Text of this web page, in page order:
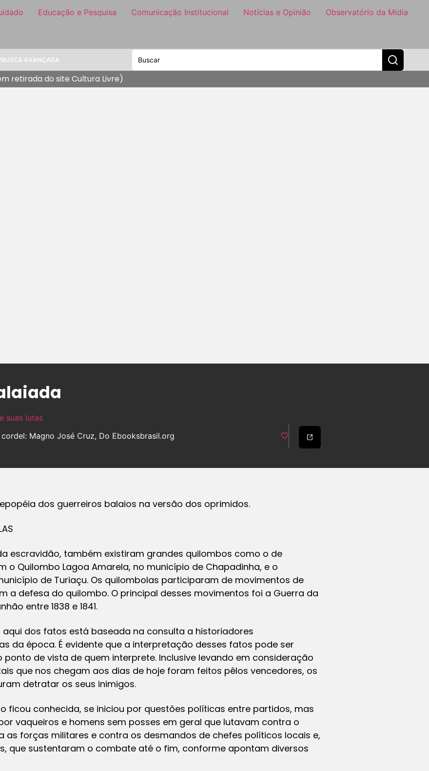
Educação e Pesquisa Comunicação Institucional Notícias e Opinião Observatório da Mídia
BUSCA AVANÇADA
retirada do site Cultura Livre)
suas lutas
Magno José Cruz, Do Ebooksbrasil.org
a epopéia dos guerreiros balaios na versão dos oprimidos.
escravidão, também existiram grandes quilombos como o de
o Quilombo Lagoa Amarela, no município de Chapadinha, e o
de Turiaçu. Os quilombolas participaram de movimentos de
a defesa do quilombo. O principal desses movimentos foi a Guerra da
entre 1838 e 1841.
dos fatos está baseada na consulta a historiadores
da época. É evidente que a interpretação desses fatos pode ser
de vista de quem interprete. Inclusive levando em consideração
que nos chegam aos dias de hoje foram feitos pêlos vencedores, os
detratar os seus inimigos.
ficou conhecida, se iniciou por questões políticas entre partidos, mas
vaqueiros e homens sem posses em geral que lutavam contra o
forças militares e contra os desmandos de chefes políticos locais e,
que sustentaram o combate até o fim, conforme apontam diversos